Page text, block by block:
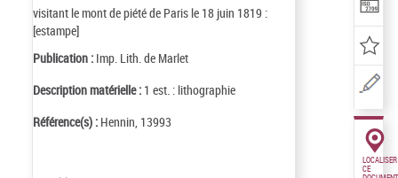
visitant le mont de piété de Paris le 18 juin 1819 :
[estampe]
Publication : Imp. Lith. de Marlet
Description matérielle : 1 est. : lithographie
Référence(s) : Hennin, 13993
LOCALISER
CE